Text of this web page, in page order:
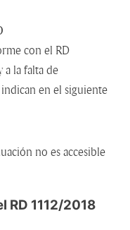
con el RD
a la falta de
en el siguiente
no es accesible
RD 1112/2018